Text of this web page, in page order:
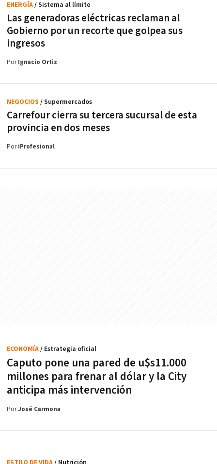
Las generadoras eléctricas reclaman al
Gobierno por un recorte que golpea sus
ingresos
ENERGÍA/ Sistema al límite
PorIgnacio Ortiz
Carrefour cierra su tercera sucursal de esta
provincia en dos meses
NEGOCIOS / Supermercados
PoriProfesional
Caputo pone una pared de u$s11.000
millones para frenar al dólar y la City
anticipa más intervención
ECONOMÍA/ Estrategia oficial
PorJosé Carmona